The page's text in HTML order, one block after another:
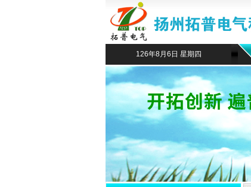
126年8月6日 星期四